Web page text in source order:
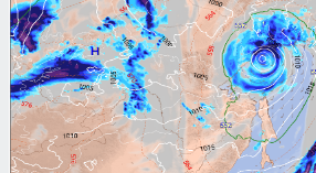
y
forma
digital
basada